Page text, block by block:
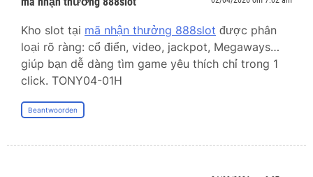
Kho slot tại mã nhận thưởng 888slot được phân
loại rõ ràng: cổ điển, video, jackpot, Megaways…
giúp bạn dễ dàng tìm game yêu thích chỉ trong 1
click. TONY04-01H
Beantwoorden